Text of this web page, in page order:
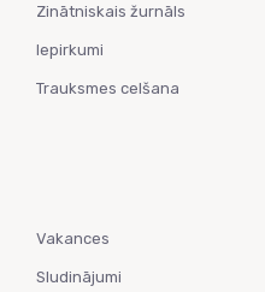
Zinātniskais žurnāls
Iepirkumi
Trauksmes celšana
Vakances
Sludinājumi